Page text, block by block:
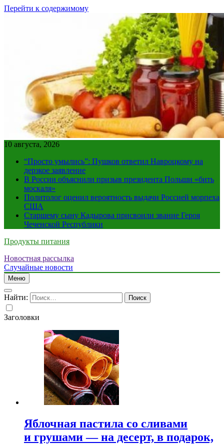
Перейти к содержимому
10 августа, 2026
“Просто умылись”: Пушков ответил Навроцкому на
дерзкое заявление
В России объяснили призыв президента Польши «бить
москаля»
Политолог оценил вероятность выдачи Россией морпеха
США
Старшему сыну Кадырова присвоили звание Героя
Чеченской Республики
Продукты питания
Новостная рассылка
Случайные новости
Меню
Найти:
Заголовки
Яблочная пастила со сливами
и грушами — на десерт, в подарок,